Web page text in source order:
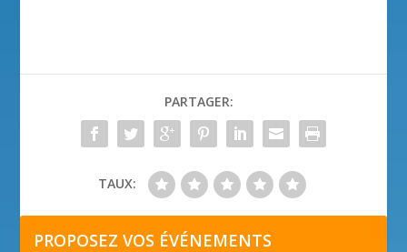
PARTAGER:
TAUX:
PROPOSEZ VOS ÉVÉNEMENTS